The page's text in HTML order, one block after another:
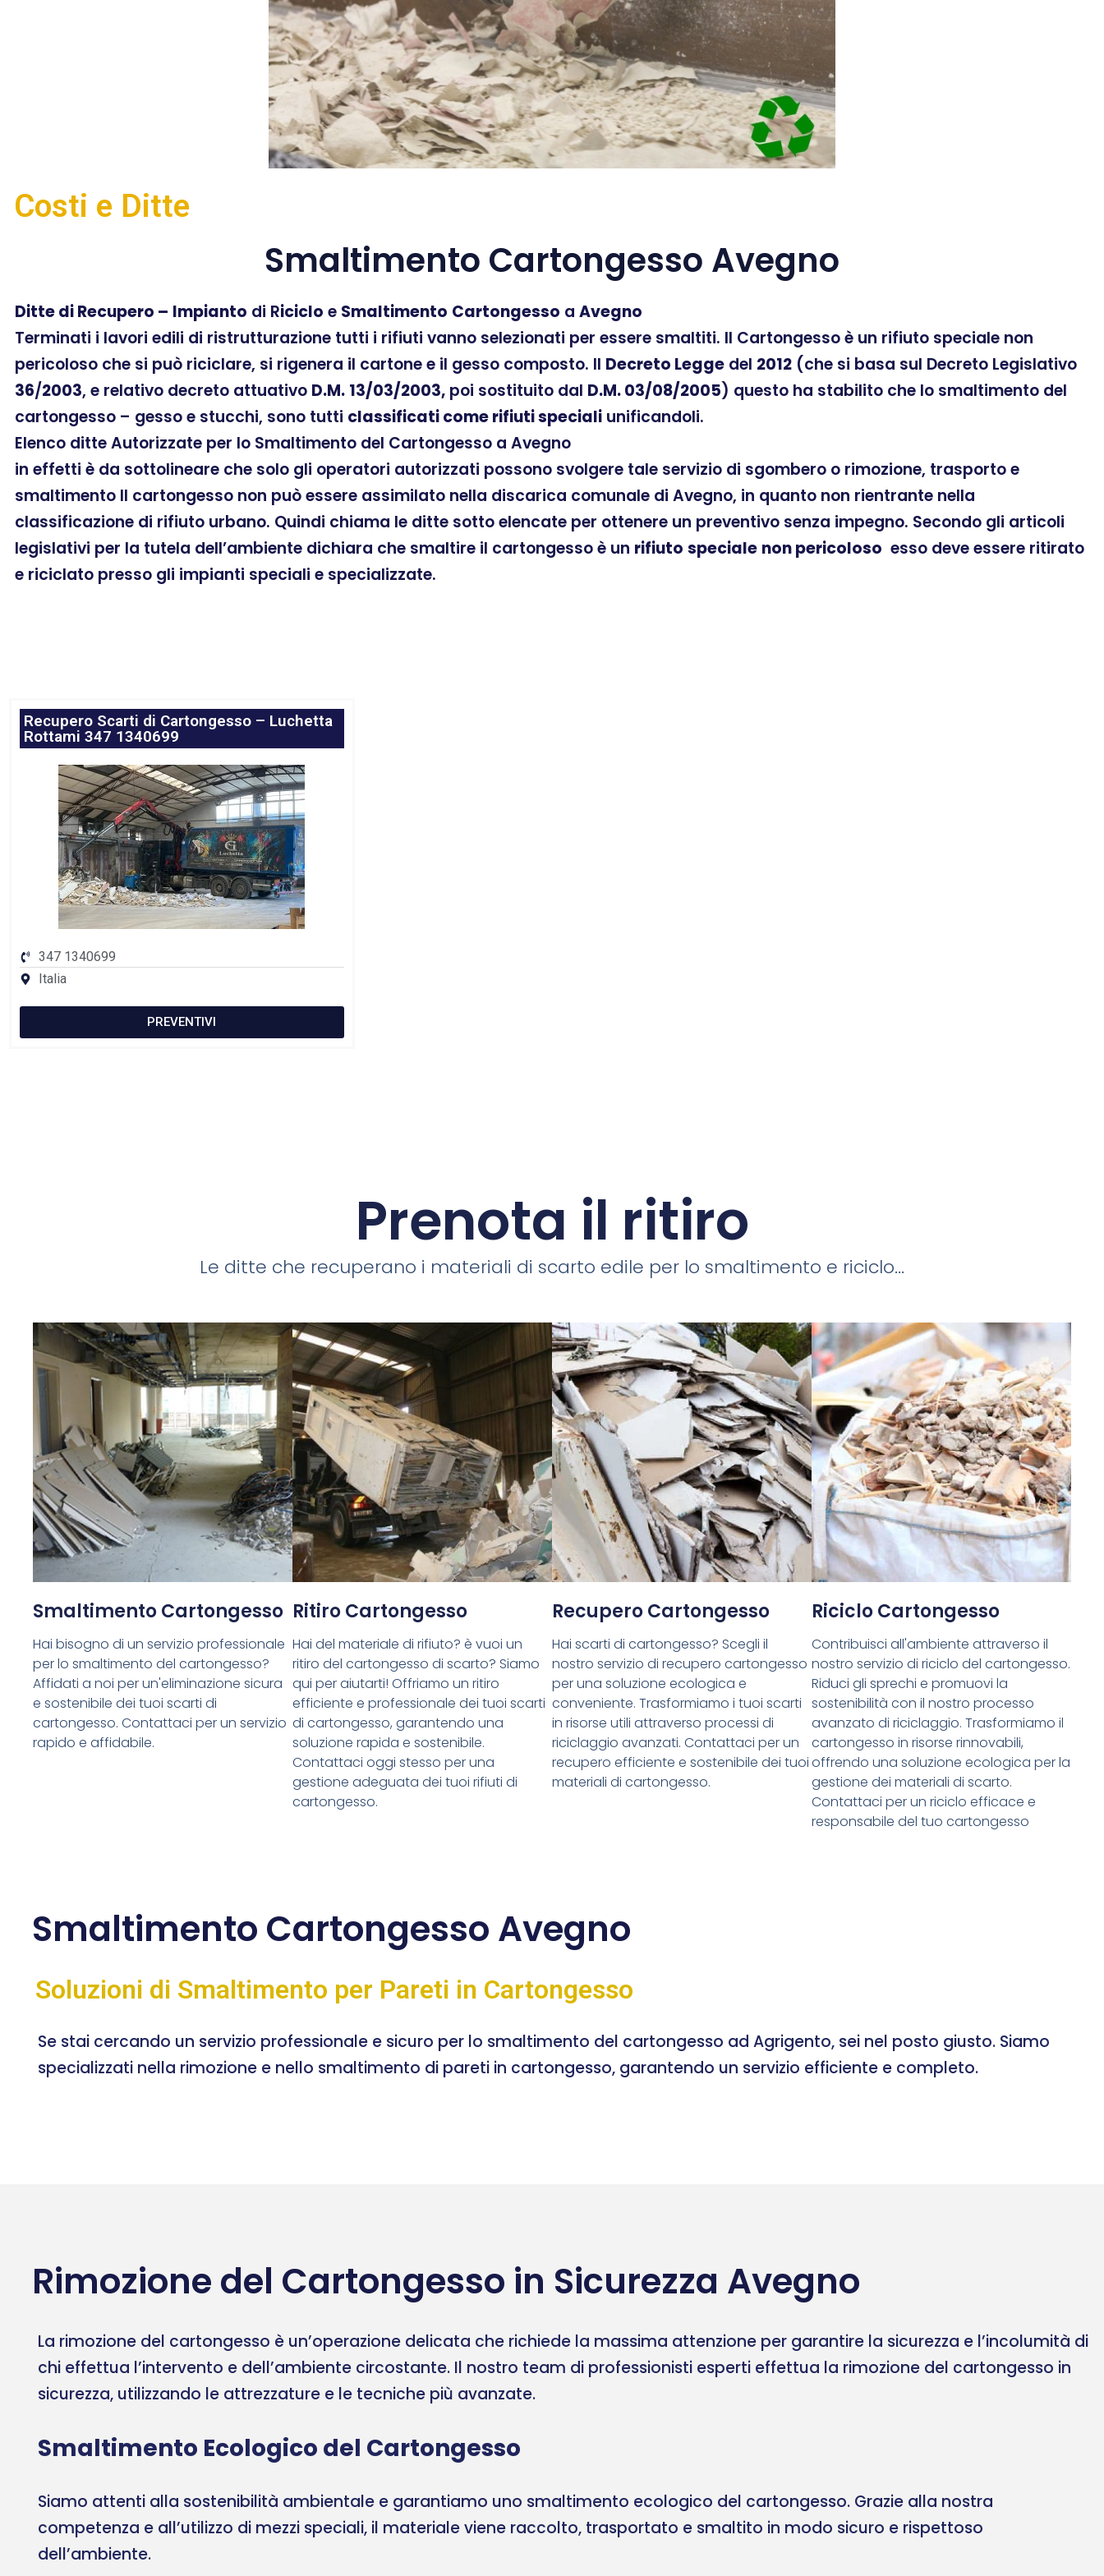
Costi e Ditte
Smaltimento Cartongesso Avegno
Ditte di Recupero – Impianto di Riciclo e Smaltimento Cartongesso a Avegno
Terminati i lavori edili di ristrutturazione tutti i rifiuti vanno selezionati per essere smaltiti. Il Cartongesso è un rifiuto speciale non
pericoloso che si può riciclare, si rigenera il cartone e il gesso composto. Il Decreto Legge del 2012 (che si basa sul Decreto Legislativo
36/2003, e relativo decreto attuativo D.M. 13/03/2003, poi sostituito dal D.M. 03/08/2005) questo ha stabilito che lo smaltimento del
cartongesso – gesso e stucchi, sono tutti classificati come rifiuti speciali unificandoli.
Elenco ditte Autorizzate per lo Smaltimento del Cartongesso a Avegno
in effetti è da sottolineare che solo gli operatori autorizzati possono svolgere tale servizio di sgombero o rimozione, trasporto e
smaltimento Il cartongesso non può essere assimilato nella discarica comunale di Avegno, in quanto non rientrante nella
classificazione di rifiuto urbano. Quindi chiama le ditte sotto elencate per ottenere un preventivo senza impegno. Secondo gli articoli
legislativi per la tutela dell’ambiente dichiara che smaltire il cartongesso è un rifiuto speciale non pericoloso esso deve essere ritirato
e riciclato presso gli impianti speciali e specializzate.
Recupero Scarti di Cartongesso – Luchetta
Rottami 347 1340699
347 1340699
Italia
PREVENTIVI
Prenota il ritiro
Le ditte che recuperano i materiali di scarto edile per lo smaltimento e riciclo...
Smaltimento Cartongesso
Hai bisogno di un servizio professionale
per lo smaltimento del cartongesso?
Affidati a noi per un'eliminazione sicura
e sostenibile dei tuoi scarti di
cartongesso. Contattaci per un servizio
rapido e affidabile.
Ritiro Cartongesso
Hai del materiale di rifiuto? è vuoi un
ritiro del cartongesso di scarto? Siamo
qui per aiutarti! Offriamo un ritiro
efficiente e professionale dei tuoi scarti
di cartongesso, garantendo una
soluzione rapida e sostenibile.
Contattaci oggi stesso per una
gestione adeguata dei tuoi rifiuti di
cartongesso.
Recupero Cartongesso
Hai scarti di cartongesso? Scegli il
nostro servizio di recupero cartongesso
per una soluzione ecologica e
conveniente. Trasformiamo i tuoi scarti
in risorse utili attraverso processi di
riciclaggio avanzati. Contattaci per un
recupero efficiente e sostenibile dei tuoi
materiali di cartongesso.
Riciclo Cartongesso
Contribuisci all'ambiente attraverso il
nostro servizio di riciclo del cartongesso.
Riduci gli sprechi e promuovi la
sostenibilità con il nostro processo
avanzato di riciclaggio. Trasformiamo il
cartongesso in risorse rinnovabili,
offrendo una soluzione ecologica per la
gestione dei materiali di scarto.
Contattaci per un riciclo efficace e
responsabile del tuo cartongesso
Smaltimento Cartongesso Avegno
Soluzioni di Smaltimento per Pareti in Cartongesso
Se stai cercando un servizio professionale e sicuro per lo smaltimento del cartongesso ad Agrigento, sei nel posto giusto. Siamo
specializzati nella rimozione e nello smaltimento di pareti in cartongesso, garantendo un servizio efficiente e completo.
Rimozione del Cartongesso in Sicurezza Avegno
La rimozione del cartongesso è un’operazione delicata che richiede la massima attenzione per garantire la sicurezza e l’incolumità di
chi effettua l’intervento e dell’ambiente circostante. Il nostro team di professionisti esperti effettua la rimozione del cartongesso in
sicurezza, utilizzando le attrezzature e le tecniche più avanzate.
Smaltimento Ecologico del Cartongesso
Siamo attenti alla sostenibilità ambientale e garantiamo uno smaltimento ecologico del cartongesso. Grazie alla nostra
competenza e all’utilizzo di mezzi speciali, il materiale viene raccolto, trasportato e smaltito in modo sicuro e rispettoso
dell’ambiente.